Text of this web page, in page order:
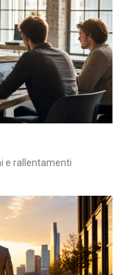
e rallentamenti